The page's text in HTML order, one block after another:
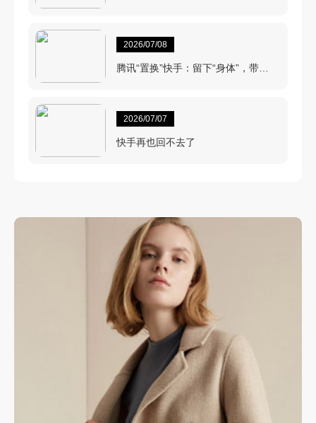
2026/07/08
腾讯“置换”快手：留下“身体”，带
2026/07/07
快手再也回不去了